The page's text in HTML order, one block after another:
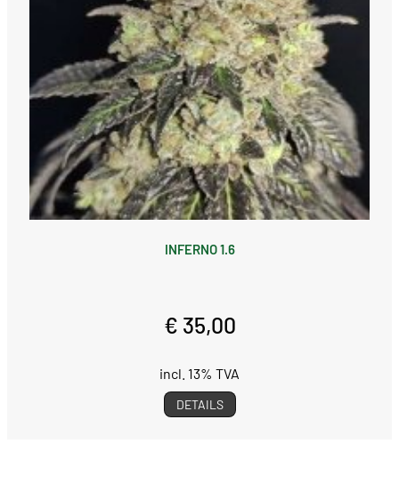
INFERNO 1.6
€ 35,00
incl. 13% TVA
DETAILS